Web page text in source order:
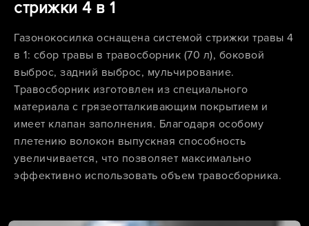
стрижки 4 в 1
Газонокосилка оснащена системой стрижки травы 4
в 1: сбор травы в травосборник (70 л), боковой
выброс, задний выброс, мульчирование.
Травосборник изготовлен из специального
материала с грязеотталкивающим покрытием и
имеет клапан заполнения. Благодаря особому
плетению волокон выпускная способность
увеличивается, что позволяет максимально
эффективно использовать объем травосборника.